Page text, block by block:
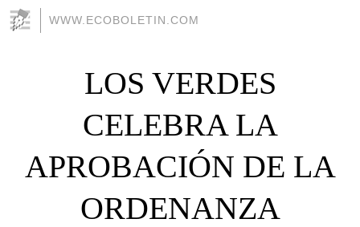
WWW.ECOBOLETIN.COM
LOS VERDES
CELEBRA LA
APROBACIÓN DE LA
ORDENANZA